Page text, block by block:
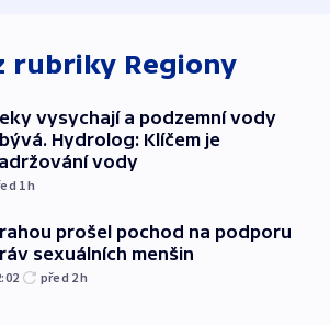
rubriky Regiony
vysychají a podzemní vody
Hydrolog: Klíčem je
vody
1h
prošel pochod na podporu
sexuálních menšin
před 2h